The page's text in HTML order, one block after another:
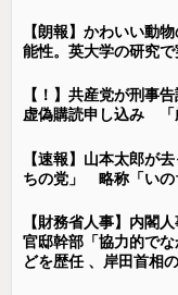
【朗報】かわいい動
能性。英大学の研究で
【！】共産党が刑事
虚偽購読申し込み 「
【速報】山本太郎が
ちの党」 略称「いの
【財務省人事】内閣
官邸幹部「協力的で
どを歴任 、岸田首相